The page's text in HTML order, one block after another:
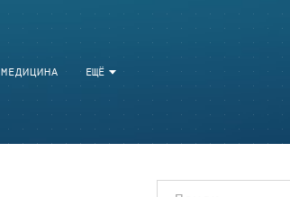
ЕЩЁ
МЕДИЦИНА